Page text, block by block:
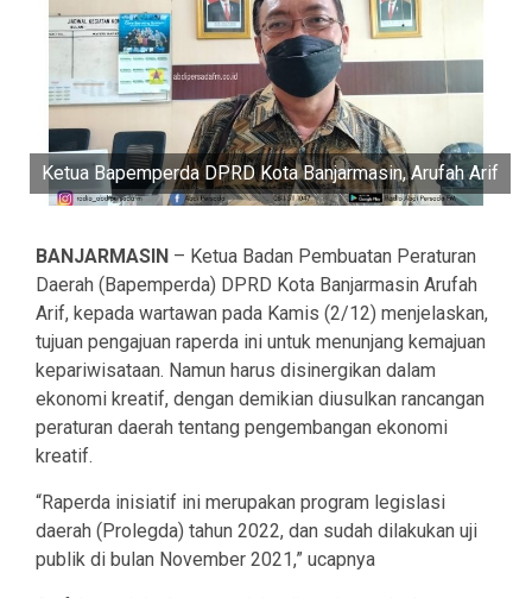
Ketua Bapemperda DPRD Kota Banjarmasin, Arufah Arif
BANJARMASIN – Ketua Badan Pembuatan Peraturan
Daerah (Bapemperda) DPRD Kota Banjarmasin Arufah
Arif, kepada wartawan pada Kamis (2/12) menjelaskan,
tujuan pengajuan raperda ini untuk menunjang kemajuan
kepariwisataan. Namun harus disinergikan dalam
ekonomi kreatif, dengan demikian diusulkan rancangan
peraturan daerah tentang pengembangan ekonomi
kreatif.
“Raperda inisiatif ini merupakan program legislasi
daerah (Prolegda) tahun 2022, dan sudah dilakukan uji
publik di bulan November 2021,” ucapnya